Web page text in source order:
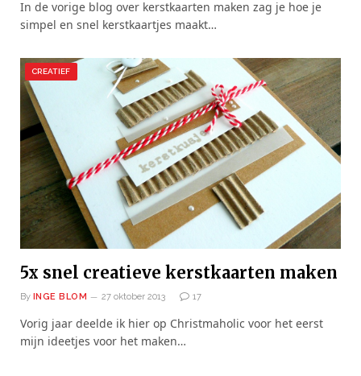
In de vorige blog over kerstkaarten maken zag je hoe je
simpel en snel kerstkaartjes maakt…
CREATIEF
5x snel creatieve kerstkaarten maken
By INGE BLOM 27 oktober 2013 17
Vorig jaar deelde ik hier op Christmaholic voor het eerst
mijn ideetjes voor het maken…